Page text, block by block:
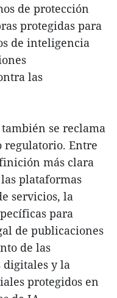
de protección
protegidas para
de inteligencia
las
se reclama
regulatorio. Entre
más clara
plataformas
servicios, la
para
de publicaciones
de las
digitales y la
protegidos en